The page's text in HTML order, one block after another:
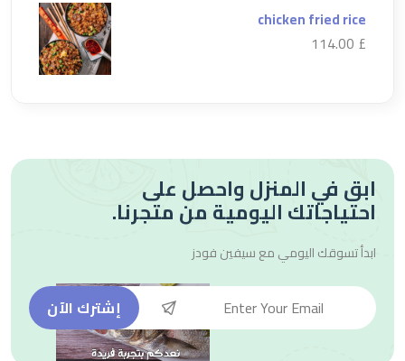
chicken fried rice
£ 114.00
ابق في المنزل واحصل على
احتياجاتك اليومية من متجرنا.
ابدأ تسوقك اليومي معسيفين فودز
إشترك الآن